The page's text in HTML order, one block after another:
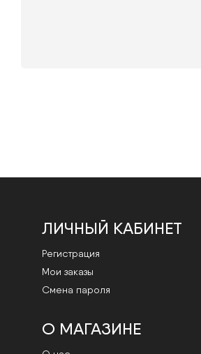
ЛИЧНЫЙ КАБИНЕТ
Регистрация
Мои заказы
Смена пароля
О МАГАЗИНЕ